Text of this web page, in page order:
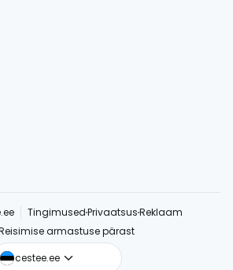
TingimusedPrivaatsusReklaam
armastuse pärast
cestee.ee
cestee.com